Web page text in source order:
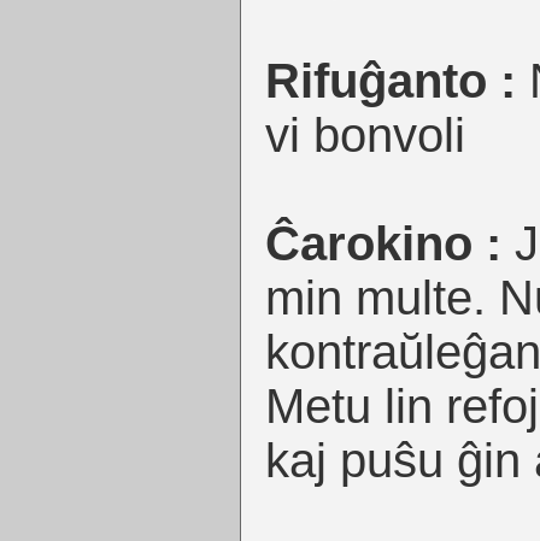
Rifuĝanto :
vi bonvoli
Ĉarokino :
min multe.
Metu lin
kaj puŝu ĝin